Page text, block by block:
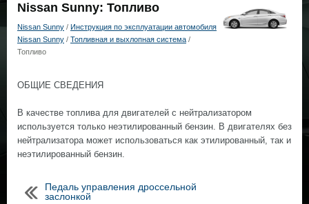
Nissan Sunny: Топливо
Nissan Sunny / Инструкция по эксплуатации автомобиля
Nissan Sunny / Топливная и выхлопная система /
Топливо
ОБЩИЕ СВЕДЕНИЯ
В качестве топлива для двигателей с нейтрализатором
используется только неэтилированный бензин. В двигателях без
нейтрализатора может использоваться как этилированный, так и
неэтилированный бензин.
Педаль управления дроссельной
заслонкой